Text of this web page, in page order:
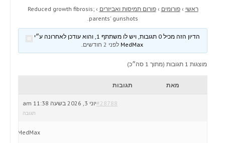
ראשי › פורומים › פורום תמיסות ואביזרים ›
Reduced growth fibrosis;
parents' gunshots.
הדיון הזה מכיל 0 תגובות, ויש לו משתתף 1, והוא עודכן לאחרונה ע״י
MedMax
לפני 2 חודשים .
מוצגות 1 תגובות (מתוך 1 סה״כ)
מאת תגובות
יוני 3, 2026 בשעה 11:38 am#28788
תגובה
MedMax